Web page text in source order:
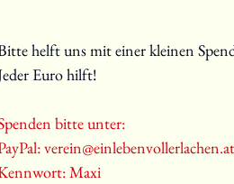
helft uns mit einer kleinen
Euro hilft!
bitte unter:
verein@einlebenvollerlachen.at
Maxi